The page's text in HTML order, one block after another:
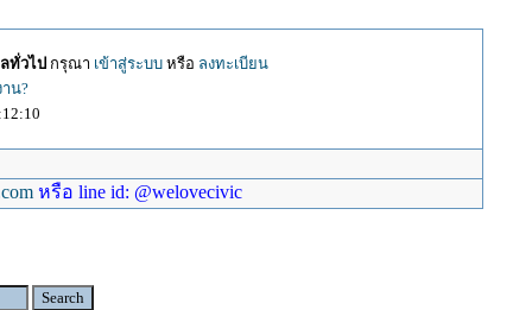
ทั่วไป กรุณา เข้าสู่ระบบหรือ ลงทะเบียน
น?
หรือ line id: @welovecivic